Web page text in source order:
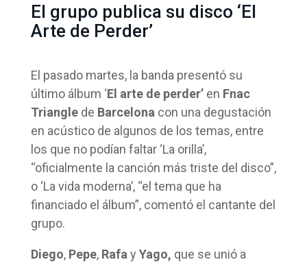
El grupo publica su disco ‘El
Arte de Perder’
El pasado martes, la banda presentó su
último álbum ‘El arte de perder’en Fnac
Trianglede Barcelona con una degustación
en acústico de algunos de los temas, entre
los que no podían faltar ‘La orilla’,
“oficialmente la canción más triste del disco”,
o ‘La vida moderna’, “el tema que ha
financiado el álbum”, comentó el cantante del
grupo.
Diego, Pepe, Rafa y Yago, que se unió a